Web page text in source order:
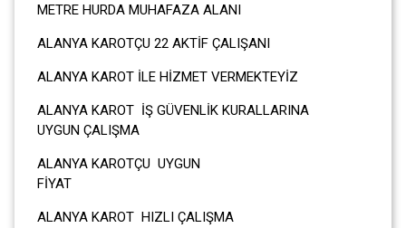
METRE HURDA MUHAFAZA ALANI
ALANYA KAROTÇU 22 AKTİF ÇALIŞANI
ALANYA KAROT İLE HİZMET VERMEKTEYİZ
ALANYA KAROT İŞ GÜVENLİK KURALLARINA
UYGUN ÇALIŞMA
ALANYA KAROTÇU UYGUN
ALANYA KAROT HIZLI ÇALIŞMA